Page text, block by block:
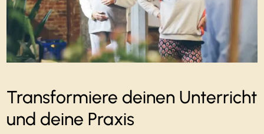
Transformiere deinen Unterricht
und deine Praxis